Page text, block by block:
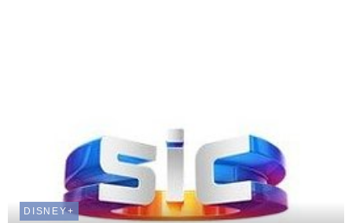
DISNEY+